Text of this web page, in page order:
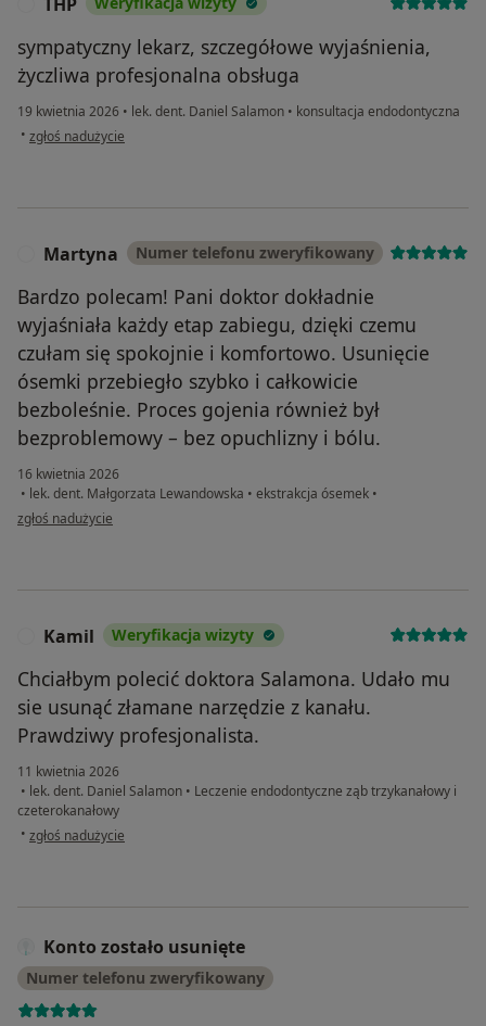
sympatyczny lekarz, szczegółowe wyjaśnienia,
życzliwa profesjonalna obsługa
19 kwietnia 2026 • lek. dent. Daniel Salamon • konsultacja endodontyczna
• w opinii użytkownika THP
zgłoś nadużycie
Martyna Numer telefonu zweryfikowany
Bardzo polecam! Pani doktor dokładnie
wyjaśniała każdy etap zabiegu, dzięki czemu
czułam się spokojnie i komfortowo. Usunięcie
ósemki przebiegło szybko i całkowicie
bezboleśnie. Proces gojenia również był
bezproblemowy – bez opuchlizny i bólu.
16 kwietnia 2026
• lek. dent. Małgorzata Lewandowska • ekstrakcja ósemek •
w opinii użytkownika Martyna
zgłoś nadużycie
Kamil Weryfikacja wizyty
Chciałbym polecić doktora Salamona. Udało mu
sie usunąć złamane narzędzie z kanału.
Prawdziwy profesjonalista.
11 kwietnia 2026
• lek. dent. Daniel Salamon • Leczenie endodontyczne ząb trzykanałowy i
czeterokanałowy
• w opinii użytkownika Kamil
zgłoś nadużycie
Konto zostało usunięte
Numer telefonu zweryfikowany